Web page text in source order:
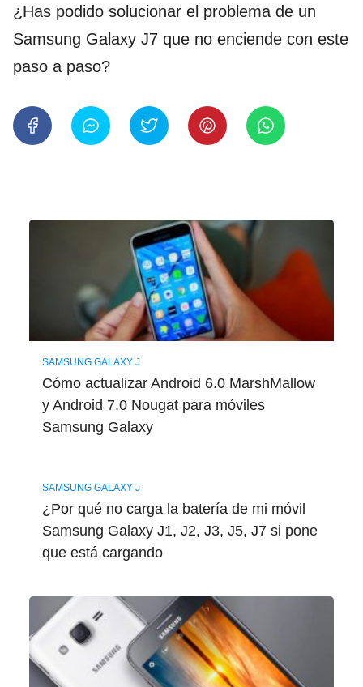
¿Has podido solucionar el problema de un
Samsung Galaxy J7 que no enciende con este
paso a paso?
SAMSUNG GALAXY J
Cómo actualizar Android 6.0 MarshMallow
y Android 7.0 Nougat para móviles
Samsung Galaxy
SAMSUNG GALAXY J
¿Por qué no carga la batería de mi móvil
Samsung Galaxy J1, J2, J3, J5, J7 si pone
que está cargando